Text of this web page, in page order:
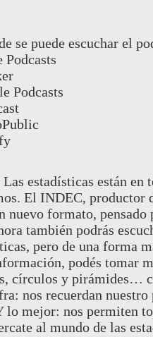
se puede escuchar el
Podcasts
Podcasts
Las estadísticas están en
El INDEC, productor
nuevo formato,
también podrás
pero de una forma
podés tomar
círculos y pirámides…
nos recuerdan
lo mejor: nos permiten
al mundo de las